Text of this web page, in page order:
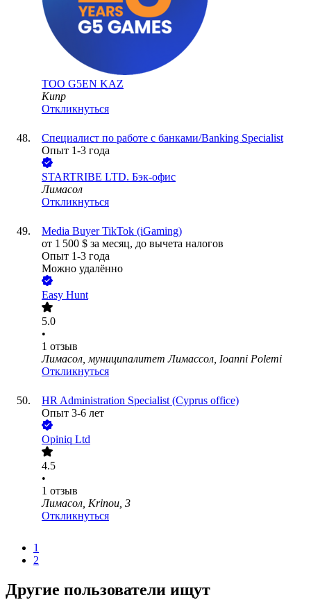
ТОО G5EN KAZ
Кипр
Откликнуться
Специалист по работе с банками/Banking Specialist
Опыт 1-3 года
STARTRIBE LTD. Бэк-офис
Лимасол
Откликнуться
Media Buyer TikTok (iGaming)
от 1 500 $ за месяц, до вычета налогов
Опыт 1-3 года
Можно удалённо
Easy Hunt
5.0
•
1 отзыв
Лимасол, муниципалитет Лимассол, Ioanni Polemi
Откликнуться
HR Administration Specialist (Cyprus office)
Опыт 3-6 лет
Opiniq Ltd
4.5
•
1 отзыв
Лимасол, Krinou, 3
Откликнуться
1
2
Другие пользователи ищут